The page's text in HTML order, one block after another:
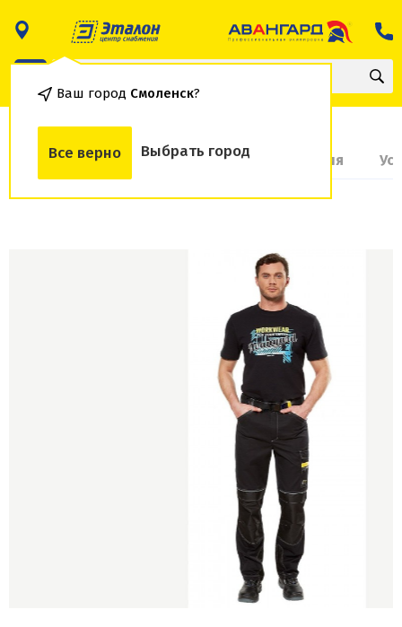
Ваш город Смоленск?
Все верно Выбрать город
О товаре Доставка и оплата Гарантия